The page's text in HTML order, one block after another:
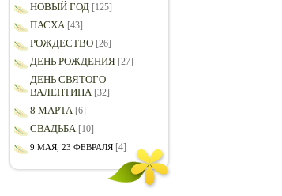
НОВЫЙ ГОД [125]
ПАСХА [43]
РОЖДЕСТВО [26]
ДЕНЬ РОЖДЕНИЯ [27]
ДЕНЬ СВЯТОГО
ВАЛЕНТИНА [32]
8 МАРТА [6]
СВАДЬБА [10]
9 МАЯ, 23 ФЕВРАЛЯ [4]